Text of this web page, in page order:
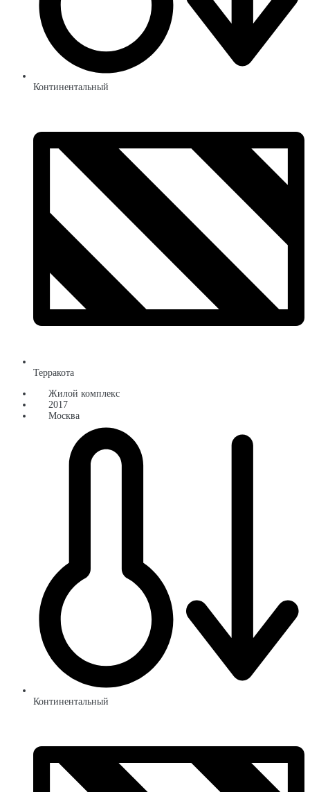
Континентальный
Терракота
Жилой комплекс
2017
Москва
Континентальный